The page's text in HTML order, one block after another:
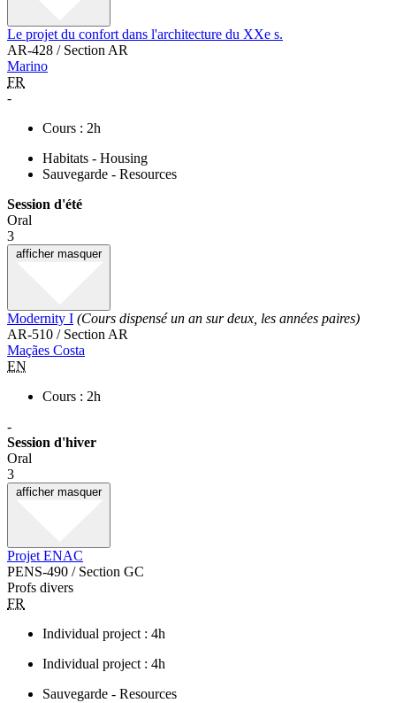
Le projet du confort dans l'architecture du XXe s.
AR-428 / Section AR
Marino
FR
-
Cours : 2h
Habitats - Housing
Sauvegarde - Resources
Session d'été
Oral
3
afficher masquer
Modernity I (Cours dispensé un an sur deux, les années paires)
AR-510 / Section AR
Maçães Costa
EN
Cours : 2h
-
Session d'hiver
Oral
3
afficher masquer
Projet ENAC
PENS-490 / Section GC
Profs divers
FR
Individual project : 4h
Individual project : 4h
Sauvegarde - Resources